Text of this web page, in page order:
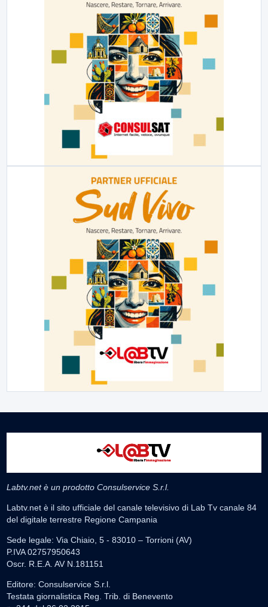
Labtv.net è un prodotto Consulservice S.r.l.
Labtv.net è il sito ufficiale del canale televisivo di Lab Tv canale 84
del digitale terrestre Regione Campania
Sede legale: Via Chiaio, 5 - 83010 – Torrioni (AV)
P.IVA 02757950643
Oscr. R.E.A. AV N.181151
Editore: Consulservice S.r.l.
Testata giornalistica Reg. Trib. di Benevento